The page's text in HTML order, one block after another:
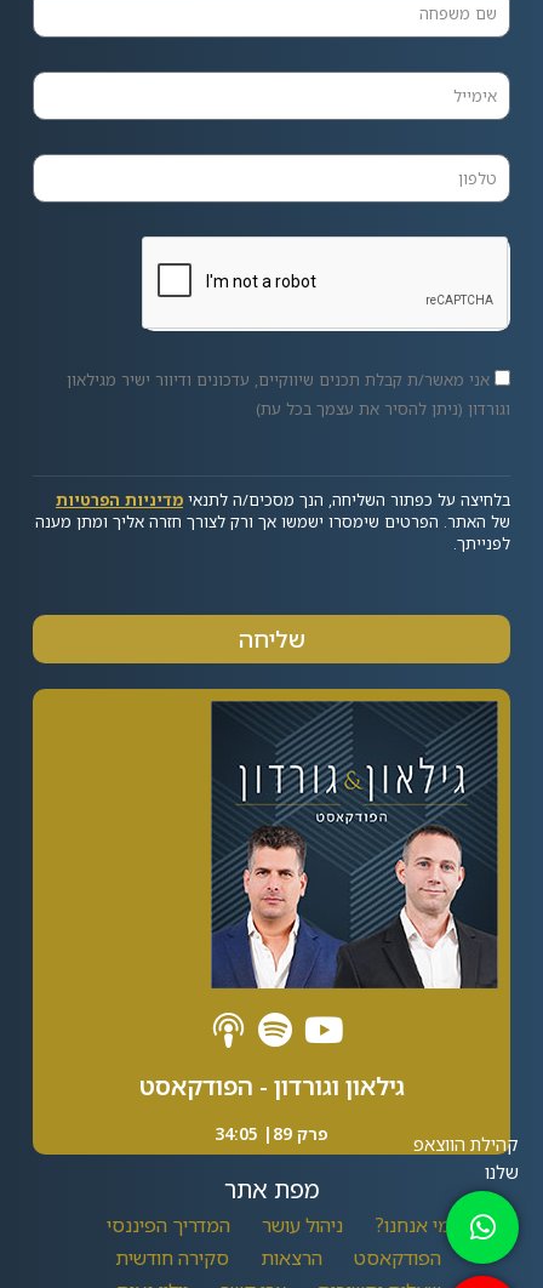
אני מאשר/ת קבלת תכנים שיווקיים, עדכונים ודיוור ישיר מגילאון
וגורדון (ניתן להסיר את עצמך בכל עת)
בלחיצה על כפתור השליחה, הנך מסכים/ה לתנאי מדיניות הפרטיות
של האתר. הפרטים שימסרו ישמשו אך ורק לצורך חזרה אליך ומתן מענה
לפנייתך.
שליחה
גילאון וגורדון - הפודקאסט
פרק 89| 34:05
מפת אתר
מי אנחנו? ניהול עושר
המדריך הפיננסי
הפודקאסט
הרצאות
סקירה חודשית